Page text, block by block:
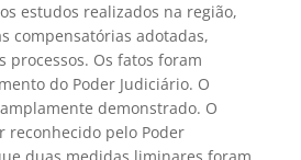
estudos realizados na região,
compensatórias adotadas,
processos. Os fatos foram
do Poder Judiciário. O
demonstrado. O
reconhecido pelo Poder